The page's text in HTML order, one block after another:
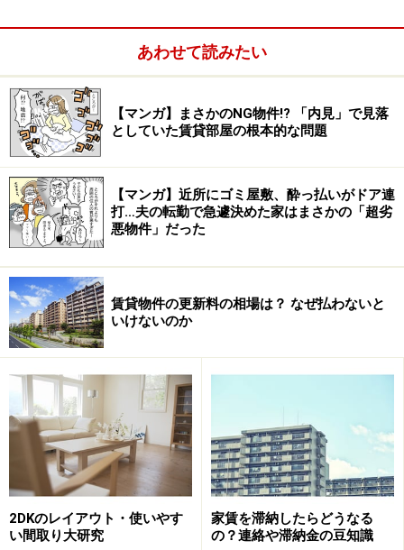
まったり、と後でしまった！と思うようなことにもなり
ですから、落ち着いてゆっくりと読むこと。わかったふ
りをしないで、一つ一つじっくり確認し、わからないこ
とはきちんと聞いておくこと。これが肝心なのです。
＞＞＞中身は何をチェックする？
※記事内容は執筆時点のものです。最新の内容をご確認くださ
い。
あわせて読みたい
【マンガ】まさかのNG物件!? 「内見」で見落
としていた賃貸部屋の根本的な問題
【マンガ】近所にゴミ屋敷、酔っ払いがドア連
打…夫の転勤で急遽決めた家はまさかの「超劣
悪物件」だった
賃貸物件の更新料の相場は？ なぜ払わないと
いけないのか
2DKのレイアウト・使いやす
い間取り大研究
家賃を滞納したらどうなる
の？連絡や滞納金の豆知識